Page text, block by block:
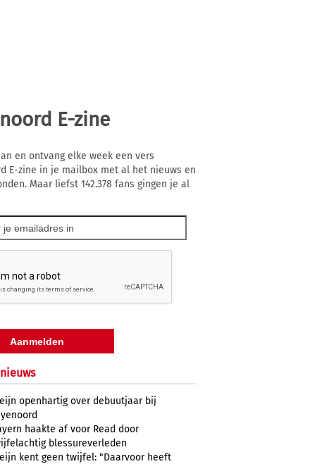
E-zine
en ontvang elke week een vers
E-zine in je mailbox met al het nieuws en
Maar liefst 142.378 fans gingen je al
openhartig over debuutjaar bij
haakte af voor Read door
blessureverleden
kent geen twijfel: "Daarvoor heeft